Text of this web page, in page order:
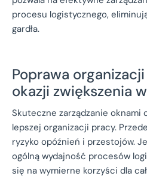
procesu logistycznego,
gardła.
Poprawa
okazji zwiększenia
Skuteczne zarządzanie oknami
lepszej organizacji pracy.
ryzyko opóźnień i przestojów.
ogólną wydajność procesów
się na wymierne korzyści dla